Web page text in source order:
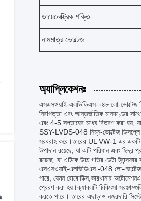
ডায়েলেক্ট্রিক শক্তি
নামমাত্র ভোল্টেজ
অ্যাপ্লিকেশনঃ
এসএসওয়াই-এলভিডিএস-০৪৮ লো-ভোল্টেজ
নিরাপত্তা এবং আন্তর্জাতিক মানদণ্ডের
এবং 4-5 সপ্তাহের মধ্যে বিতরণ করা হয়,
SSY-LVDS-048 নিম্ন-ভোল্টেজ ডিসপ্লে
সরবরাহ করে।তারের UL VW-1 এর একটি
উপাদান রয়েছে, যা এটি পরিধান এবং
রয়েছে, যা এটিকে উচ্চ গতির ডেটা
এসএসওয়াই-এলভিডিএস -048 লো-ভোল্টেজ
পারে, যেমন রোবোটিক্স,কারখানার
প্রেরণ করা হয়।ক্যাবলটি চিকিৎসা
করতে পারে। তারের এছাড়াও নজরদারি